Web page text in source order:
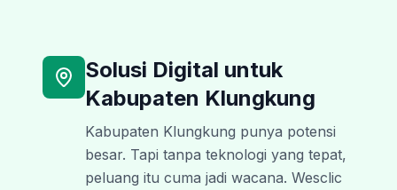
Solusi Digital untuk
Kabupaten Klungkung
Kabupaten Klungkung punya potensi
besar. Tapi tanpa teknologi yang tepat,
peluang itu cuma jadi wacana. Wesclic